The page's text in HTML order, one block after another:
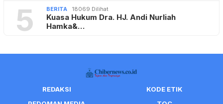
5 BERITA 18069 Dilihat
Kuasa Hukum Dra. HJ. Andi Nurliah
Hamka&…
REDAKSI
KODE ETIK